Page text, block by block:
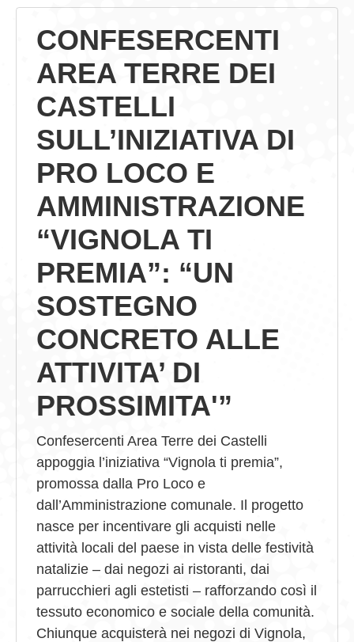
COMUNICATI E NEWS
CONTATTI
CONFESERCENTI
AREA TERRE DEI
CASTELLI
SULL’INIZIATIVA DI
PRO LOCO E
AMMINISTRAZIONE
“VIGNOLA TI
PREMIA”: “UN
SOSTEGNO
CONCRETO ALLE
ATTIVITA’ DI
PROSSIMITA'”
Confesercenti Area Terre dei Castelli
appoggia l’iniziativa “Vignola ti premia”,
promossa dalla Pro Loco e
dall’Amministrazione comunale. Il progetto
nasce per incentivare gli acquisti nelle
attività locali del paese in vista delle festività
natalizie – dai negozi ai ristoranti, dai
parrucchieri agli estetisti – rafforzando così il
tessuto economico e sociale della comunità.
Chiunque acquisterà nei negozi di Vignola,